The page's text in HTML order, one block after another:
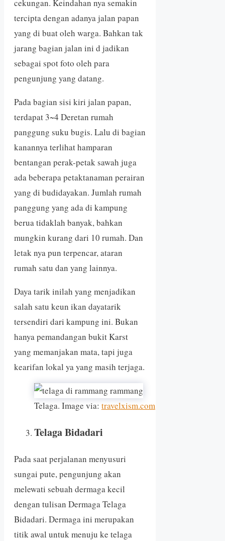
cekungan. Keindahan nya semakin
tercipta dengan adanya jalan papan
yang di buat oleh warga. Bahkan tak
jarang bagian jalan ini d jadikan
sebagai spot foto oleh para
pengunjung yang datang.
Pada bagian sisi kiri jalan papan,
terdapat 3~4 Deretan rumah
panggung suku bugis. Lalu di bagian
kanannya terlihat hamparan
bentangan perak-petak sawah juga
ada beberapa petaktanaman perairan
yang di budidayakan. Jumlah rumah
panggung yang ada di kampung
berua tidaklah banyak, bahkan
mungkin kurang dari 10 rumah. Dan
letak nya pun terpencar, ataran
rumah satu dan yang lainnya.
Daya tarik inilah yang menjadikan
salah satu keun ikan dayatarik
tersendiri dari kampung ini. Bukan
hanya pemandangan bukit Karst
yang memanjakan mata, tapi juga
kearifan lokal ya yang masih terjaga.
Telaga. Image via: travelxism.com
Telaga Bidadari
Pada saat perjalanan menyusuri
sungai pute, pengunjung akan
melewati sebuah dermaga kecil
dengan tulisan Dermaga Telaga
Bidadari. Dermaga ini merupakan
titik awal untuk menuju ke telaga